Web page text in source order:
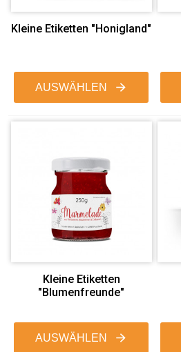
Kleine Etiketten "Honigland"
AUSWÄHLEN
Kleine Etiketten
"Blumenfreunde"
AUSWÄHLEN